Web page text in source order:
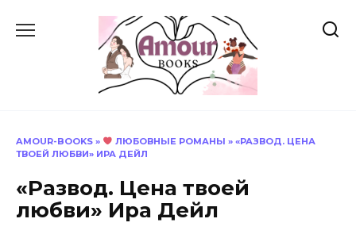
AMOUR-BOOKS » ЛЮБОВНЫЕ РОМАНЫ » «РАЗВОД. ЦЕНА
ТВОЕЙ ЛЮБВИ» ИРА ДЕЙЛ
«Развод. Цена твоей
любви» Ира Дейл